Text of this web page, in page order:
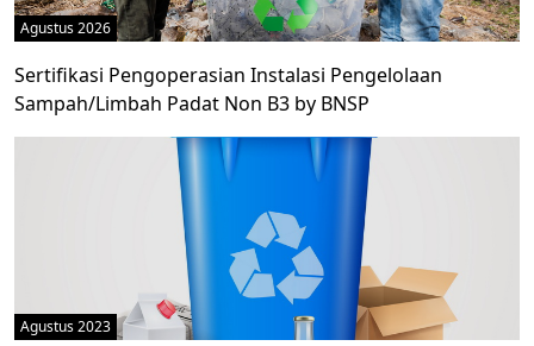
Agustus 2026
Sertifikasi Pengoperasian Instalasi Pengelolaan
Sampah/Limbah Padat Non B3 by BNSP
Agustus 2023